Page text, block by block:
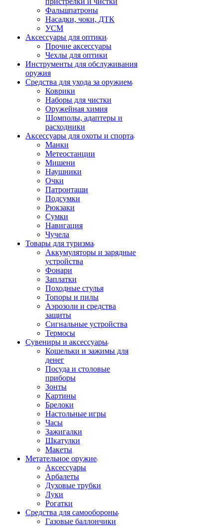
Фальшпатроны
Насадки, чоки, ДТК
УСМ
Аксессуары для оптики
Прочие аксессуары
Чехлы для оптики
Инструменты для обслуживания
оружия
Средства для ухода за оружием
Коврики
Наборы для чистки
Оружейная химия
Шомполы, адаптеры и
расходники
Аксессуары для охоты и спорта
Манки
Метеостанции
Мишени
Наушники
Очки
Патронташи
Подсумки
Рюкзаки
Сумки
Навигация
Чучела
Товары для туризма
Аккумуляторы и зарядные
устройства
Фонари
Заплатки
Походные стулья
Топоры и пилы
Аэрозоли и средства
защиты
Сигнальные устройства
Термосы
Сувениры и аксессуары
Кошельки и зажимы для
денег
Посуда и столовые
приборы
Зонты
Картины
Брелоки
Настольные игры
Часы
Зажигалки
Шкатулки
Макеты
Метательное оружие
Аксессуары
Арбалеты
Духовые трубки
Луки
Рогатки
Средства для самообороны
Газовые баллончики